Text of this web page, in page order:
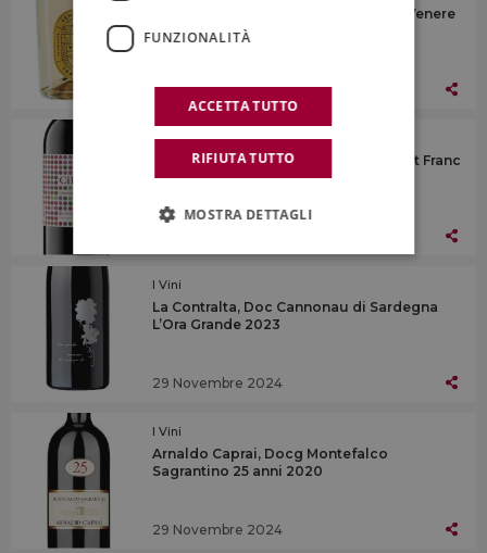
Vin.Co, Doc Abruzzo Trabocco Brut Venere
Bio 2023
29 Novembre 2024
I Vini
Duemani, Costa Toscana Igt Cabernet Franc
CiFra 2022
I Vini
La Contralta, Doc Cannonau di Sardegna
L’Ora Grande 2023
29 Novembre 2024
I Vini
Arnaldo Caprai, Docg Montefalco
Sagrantino 25 anni 2020
29 Novembre 2024
FUNZIONALITÀ
ACCETTA TUTTO
RIFIUTA TUTTO
MOSTRA DETTAGLI